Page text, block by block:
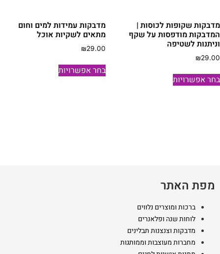
המוצר
שקופות לכוסות |
מודפסות על שקף
לשטיפה
₪
אפשרויותזה
המוצר
מדבקות עמידות למים וחום
מתאים לשקיות אוכל
₪29.00
בחר אפשרויותזה
מפת האתר
ברכות ומוצרים נלווים
לוחות שנה ופלאנרים
מדבקות וצנצנות תבלינים
מחברות מעוצבות וממותגות